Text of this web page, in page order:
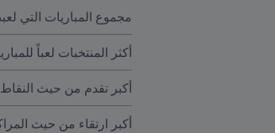
مجموع المباريات التي
أكثر المنتخبات لعباً
أكبر تقدم من حيث النقاط
أكبر ارتقاء من حيث